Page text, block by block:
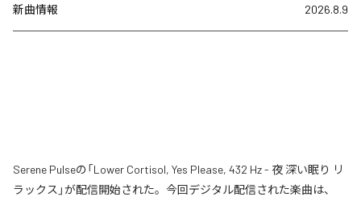
新曲情報 2026.8.9
Serene Pulseの「Lower Cortisol, Yes Please, 432 Hz - 夜 深い眠り リ
ラックス」が配信開始された。今回デジタル配信された楽曲は、